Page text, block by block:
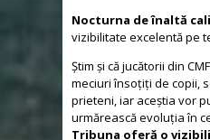
Nocturna de înaltă
vizibilitate excelentă pe
Știm și că jucătorii din
meciuri însoțiți de copii,
prieteni, iar aceștia vor
urmărească evoluția în
Tribuna oferă o